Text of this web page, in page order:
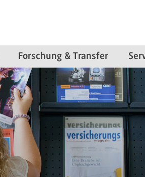
Forschung & Transfer